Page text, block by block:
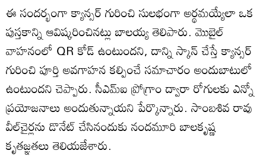
ఈ సందర్భంగా క్యాన్సర్ గురించి సులభంగా అర్థమయ్యేలా ఒక
పుస్తకాన్ని ఆవిష్కరించినట్లు బాలయ్య తెలిపారు. మొబైల్
వాహనంలో QR కోడ్ ఉంటుందని, దాన్ని స్కాన్ చేస్తే క్యాన్సర్
గురించి పూర్తి అవగాహన కల్పించే సమాచారం అందుబాటులో
ఉంటుందని చెప్పారు. సీఎమ్‌ఐ ప్రోగ్రాం ద్వారా రోగులకు ఎన్నో
ప్రయోజనాలు అందుతున్నాయని పేర్కొన్నారు. సాంబశివ రావు
వీల్‌చైర్లను డొనేట్ చేసినందుకు నందమూరి బాలకృష్ణ
కృతజ్ఞతలు తెలియజేశారు.